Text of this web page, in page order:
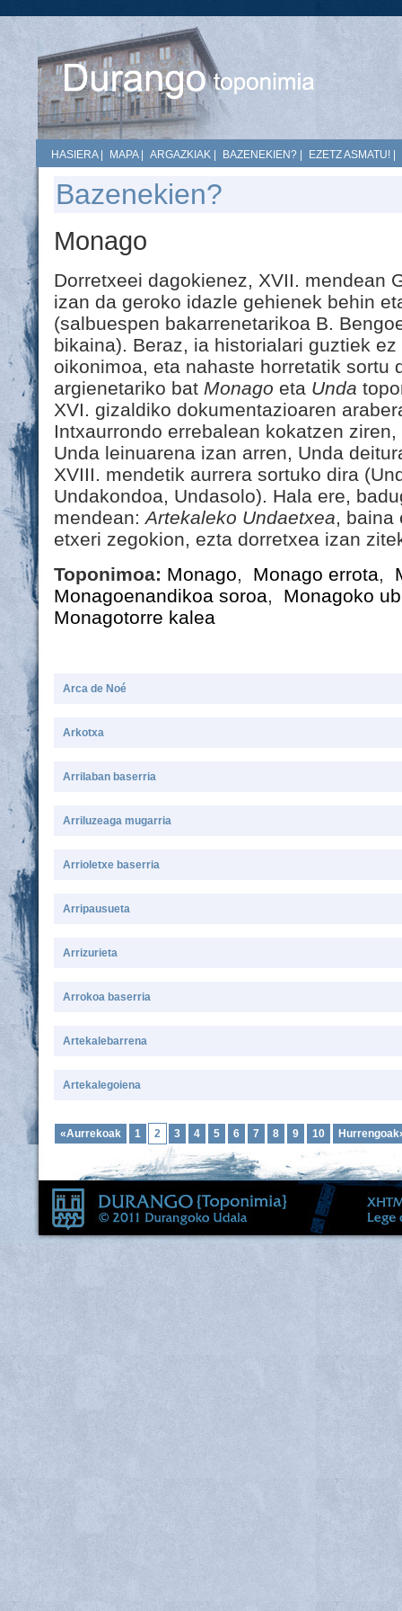
HASIERA| MAPA| ARGAZKIAK BAZENEKIEN? EZETZ ASMATU!
Bazenekien?
Monago
Dorretxeei dagokienez, XVII. mendean
izan da geroko idazle gehienek behin
(salbuespen bakarrenetarikoa B.
bikaina). Beraz, ia historialari guztiek
oikonimoa, eta nahaste horretatik sortu
argienetariko bat Monago eta Unda
XVI. gizaldiko dokumentazioaren
Intxaurrondo errebalean kokatzen
Unda leinuarena izan arren, Unda
XVIII. mendetik aurrera sortuko dira
Undakondoa, Undasolo). Hala ere,
mendean:Artekaleko Undaetxea, baina
etxeri zegokion, ezta dorretxea izan
Toponimoa: Monago, Monago errota,
Monagoenandikoa soroa, Monagoko
Monagotorre kalea
Arca de Noé
Arkotxa
Arrilaban baserria
Arriluzeaga mugarria
Arrioletxe baserria
Arripausueta
Arrizurieta
Arrokoa baserria
Artekalebarrena
Artekalegoiena
«Aurrekoak 1 2 3 4 5 6 7 8 9 10